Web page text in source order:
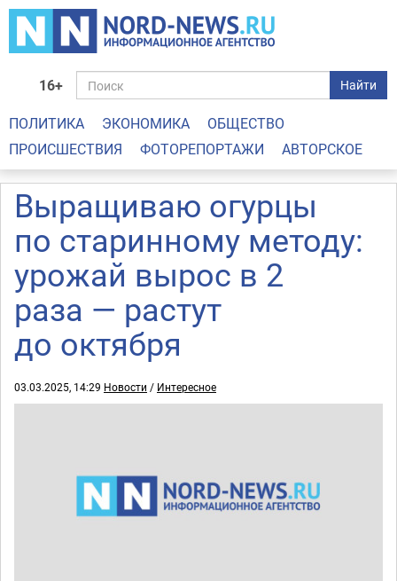
16+ Найти
ПОЛИТИКА ЭКОНОМИКА
ОБЩЕСТВО
ПРОИСШЕСТВИЯ
ФОТОРЕПОРТАЖИ АВТОРСКОЕ
Выращиваю огурцы
по старинному методу:
урожай вырос в 2
раза — растут
до октября
03.03.2025, 14:29 Новости / Интересное